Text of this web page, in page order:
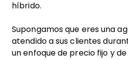
híbrido.
Supongamos que eres una
atendido a sus clientes
un enfoque de precio fijo y